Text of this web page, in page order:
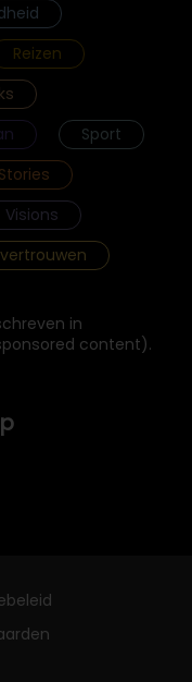
Reizen
Sport
Visions
in
content).